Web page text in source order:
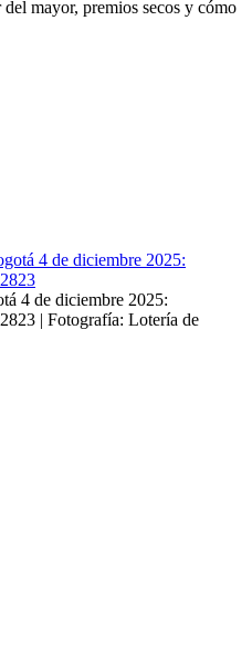
mayor, premios secos y cómo
4 de diciembre 2025:
| Fotografía: Lotería de